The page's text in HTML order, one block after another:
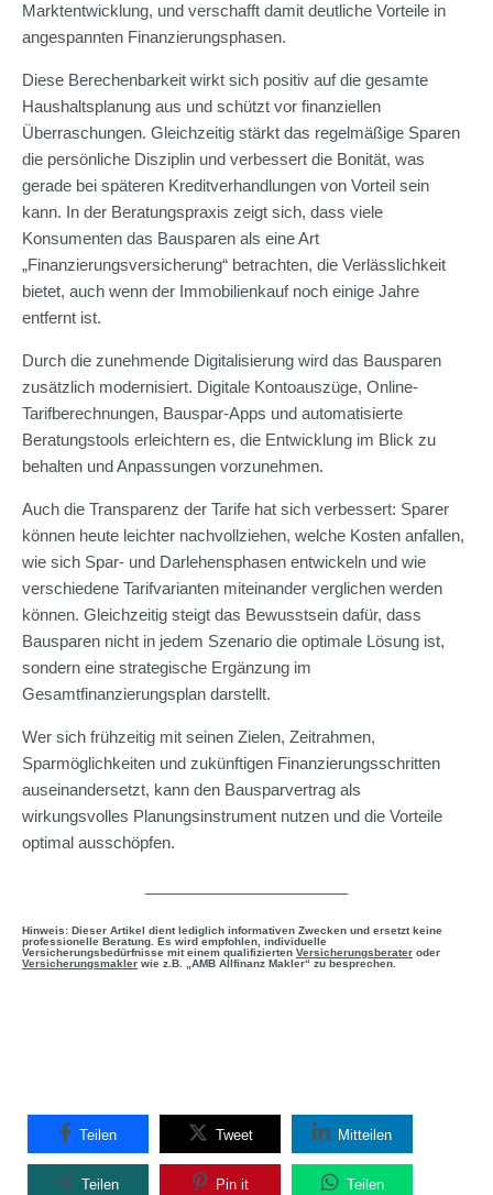
Marktentwicklung, und verschafft damit deutliche Vorteile in
angespannten Finanzierungsphasen.
Diese Berechenbarkeit wirkt sich positiv auf die gesamte
Haushaltsplanung aus und schützt vor finanziellen
Überraschungen. Gleichzeitig stärkt das regelmäßige Sparen
die persönliche Disziplin und verbessert die Bonität, was
gerade bei späteren Kreditverhandlungen von Vorteil sein
kann. In der Beratungspraxis zeigt sich, dass viele
Konsumenten das Bausparen als eine Art
„Finanzierungsversicherung“ betrachten, die Verlässlichkeit
bietet, auch wenn der Immobilienkauf noch einige Jahre
entfernt ist.
Durch die zunehmende Digitalisierung wird das Bausparen
zusätzlich modernisiert. Digitale Kontoauszüge, Online-
Tarifberechnungen, Bauspar-Apps und automatisierte
Beratungstools erleichtern es, die Entwicklung im Blick zu
behalten und Anpassungen vorzunehmen.
Auch die Transparenz der Tarife hat sich verbessert: Sparer
können heute leichter nachvollziehen, welche Kosten anfallen,
wie sich Spar- und Darlehensphasen entwickeln und wie
verschiedene Tarifvarianten miteinander verglichen werden
können. Gleichzeitig steigt das Bewusstsein dafür, dass
Bausparen nicht in jedem Szenario die optimale Lösung ist,
sondern eine strategische Ergänzung im
Gesamtfinanzierungsplan darstellt.
Wer sich frühzeitig mit seinen Zielen, Zeitrahmen,
Sparmöglichkeiten und zukünftigen Finanzierungsschritten
auseinandersetzt, kann den Bausparvertrag als
wirkungsvolles Planungsinstrument nutzen und die Vorteile
optimal ausschöpfen.
Hinweis: Dieser Artikel dient lediglich informativen Zwecken und ersetzt keine
professionelle Beratung. Es wird empfohlen, individuelle
Versicherungsbedürfnisse mit einem qualifizierten Versicherungsberater oder
Versicherungsmakler wie z.B. „AMB Allfinanz Makler“ zu besprechen.
Teilen Tweet Mitteilen
Teilen Pin it Teilen